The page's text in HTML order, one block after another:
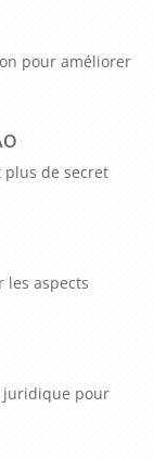
pour améliorer
de secret
les aspects
juridique pour